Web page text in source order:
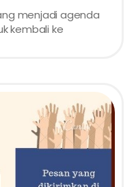
menjadi agenda
kembali ke